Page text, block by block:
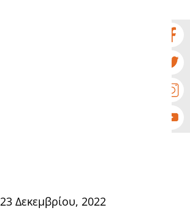
23 Δεκεμβρίου, 2022